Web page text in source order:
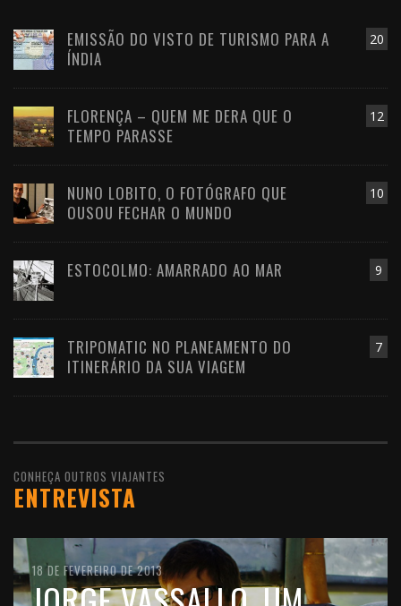
20
EMISSÃO DO VISTO DE TURISMO PARA A
ÍNDIA
12
FLORENÇA – QUEM ME DERA QUE O
TEMPO PARASSE
10
NUNO LOBITO, O FOTÓGRAFO QUE
OUSOU FECHAR O MUNDO
9
ESTOCOLMO: AMARRADO AO MAR
7
TRIPOMATIC NO PLANEAMENTO DO
ITINERÁRIO DA SUA VIAGEM
CONHEÇA OUTROS VIAJANTES
ENTREVISTA
10 DE FEVEREIRO DE 2016
18 DE FEVEREIRO DE 2013
11 DE OUTUBRO DE 2012